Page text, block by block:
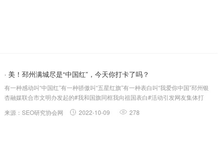
· 美！邳州满城尽是“中国红”，今天你打卡了吗？
有一种感动叫“中国红”有一种骄傲叫“五星红旗”有一种表白叫“我爱你中国”邳州银
杏融媒联合市文明办发起的#我和国旗同框我向祖国表白#活动引发网友集体打
片感受那抹“最美中国红”沿街商铺红了邳州的大街小巷陆续悬挂起一面面鲜艳的国
来源：SEO研究协会网 2022-10-09 278